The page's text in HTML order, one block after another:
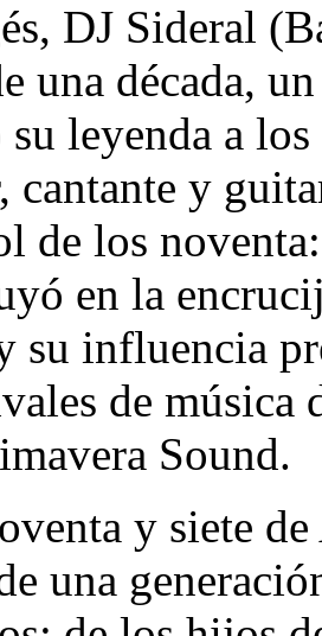
DJ Sideral
una década,
su leyenda a
cantante y
de los
en la
su influencia
de música
Sound.
y siete
una